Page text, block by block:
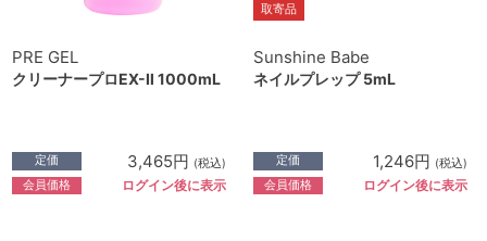
PRE GEL
クリーナープロEX-Ⅱ 1000mL
定価 3,465円 (税込)
会員価格 ログイン後に表示
取寄品
Sunshine Babe
ネイルプレップ 5mL
定価 1,246円 (税込)
会員価格 ログイン後に表示